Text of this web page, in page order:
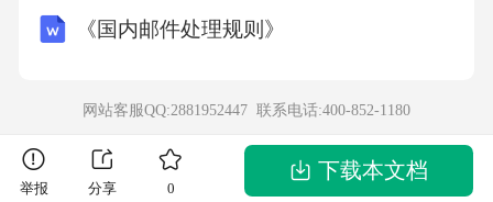
入；-配备应急
《国内邮件处理规则》
网站客服QQ:2881952447 联系电话:400-852-1180
举报 分享 0
下载本文档